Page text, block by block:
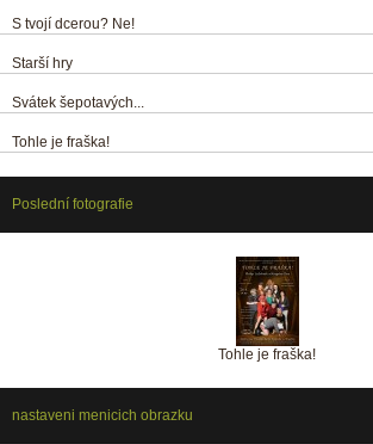
S tvojí dcerou? Ne!
Starší hry
Svátek šepotavých...
Tohle je fraška!
Poslední fotografie
Tohle je fraška!
nastaveni menicich obrazku